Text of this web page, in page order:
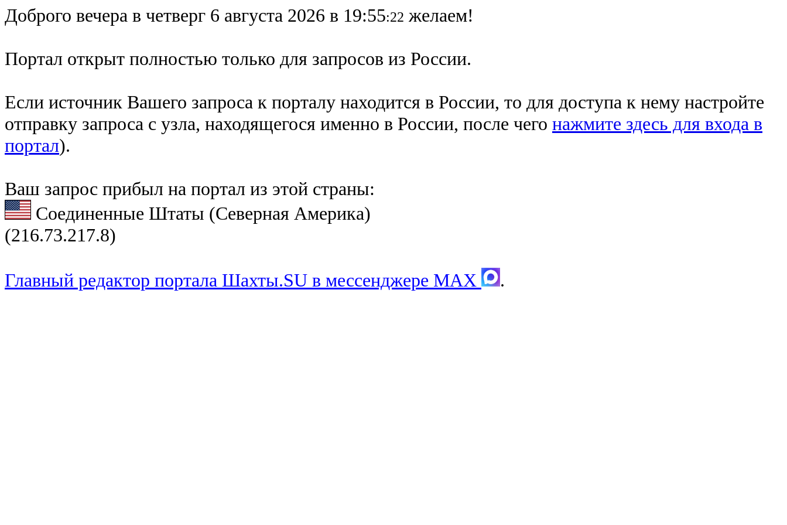
Доброго вечера в четверг 6 августа 2026 в 19:55:22 желаем!
Портал открыт полностью только для запросов из России.
Если источник Вашего запроса к порталу находится в России, то для доступа к нему настройте
отправку запроса с узла, находящегося именно в России, после чего нажмите здесь для входа в
портал).
Ваш запрос прибыл на портал из этой страны:
Соединенные Штаты (Северная Америка)
(216.73.217.8)
Главный редактор портала Шахты.SU в мессенджере MAX .